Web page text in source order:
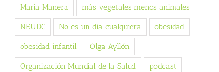
Maria Manera más vegetales menos animales
NEUDC No es un día cualquiera obesidad
obesidad infantil Olga Ayllón
Organización Mundial de la Salud podcast